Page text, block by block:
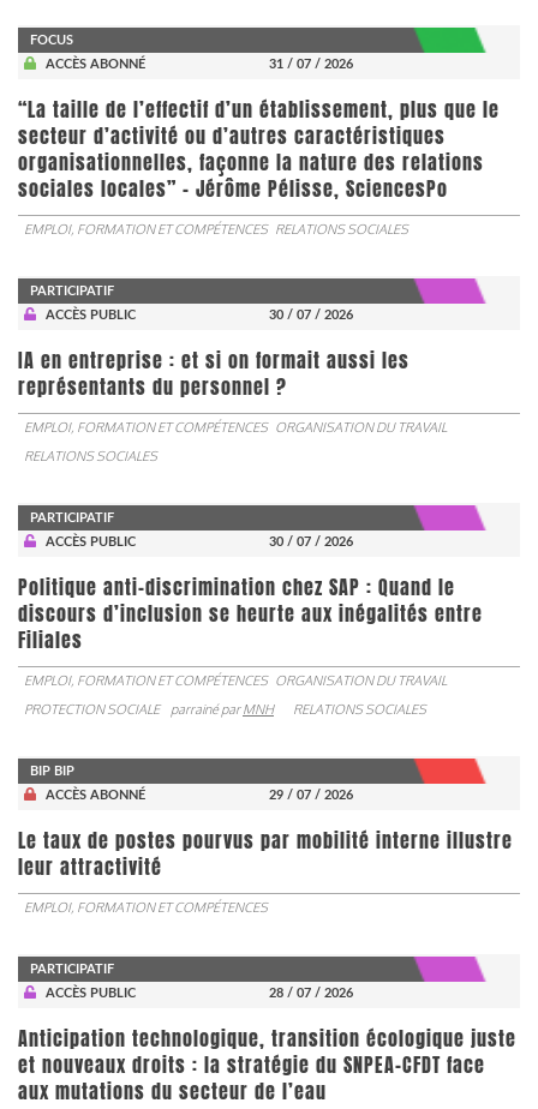
FOCUS
ACCÈS ABONNÉ
31 / 07 / 2026
“La taille de l’effectif d’un établissement, plus que le
secteur d’activité ou d’autres caractéristiques
organisationnelles, façonne la nature des relations
sociales locales” - Jérôme Pélisse, SciencesPo
EMPLOI, FORMATION ET COMPÉTENCES RELATIONS SOCIALES
PARTICIPATIF
ACCÈS PUBLIC
30 / 07 / 2026
IA en entreprise : et si on formait aussi les
représentants du personnel ?
EMPLOI, FORMATION ET COMPÉTENCES ORGANISATION DU TRAVAIL
RELATIONS SOCIALES
PARTICIPATIF
ACCÈS PUBLIC
30 / 07 / 2026
Politique anti-discrimination chez SAP : Quand le
discours d’inclusion se heurte aux inégalités entre
Filiales
EMPLOI, FORMATION ET COMPÉTENCES ORGANISATION DU TRAVAIL
PROTECTION SOCIALE
parrainé parMNH RELATIONS SOCIALES
BIP BIP
ACCÈS ABONNÉ
29 / 07 / 2026
Le taux de postes pourvus par mobilité interne illustre
leur attractivité
EMPLOI, FORMATION ET COMPÉTENCES
PARTICIPATIF
ACCÈS PUBLIC
28 / 07 / 2026
Anticipation technologique, transition écologique juste
et nouveaux droits : la stratégie du SNPEA-CFDT face
aux mutations du secteur de l’eau